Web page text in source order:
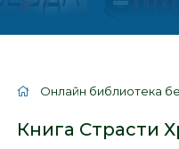
Онлайн библиотека
Книга Страсти